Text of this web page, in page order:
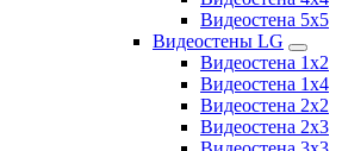
Видеостена 5x5
Видеостены LG
Видеостена 1x2
Видеостена 1x4
Видеостена 2x2
Видеостена 2x3